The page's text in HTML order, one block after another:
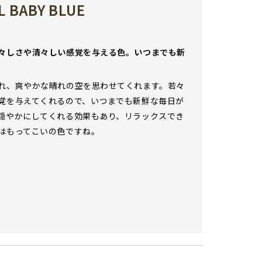
BABY BLUE
しさや清々しい感覚を与える色。いつまでも新
、爽やかな晴れの空を思わせてくれます。若々
を与えてくれるので、いつまでも新鮮な毎日が
やかにしてくれる効果もあり、リラックスでき
もってこいの色ですね。